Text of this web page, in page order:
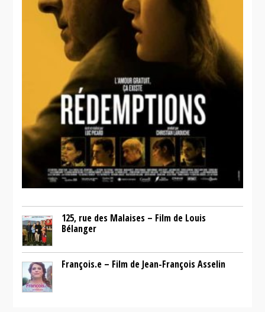
125, rue des Malaises – Film de Louis
Bélanger
François.e – Film de Jean-François Asselin